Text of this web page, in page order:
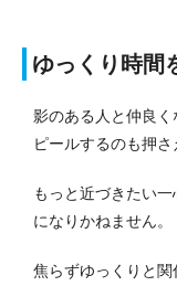
ゆっくり時間
影のある人と仲良
ピールするのも押さ
もっと近づきたい
になりかねません。
焦らずゆっくりと